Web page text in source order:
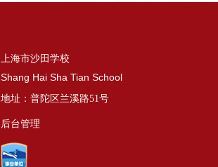
上海市沙田学校
Shang Hai Sha Tian School
地址：普陀区兰溪路51号
后台管理